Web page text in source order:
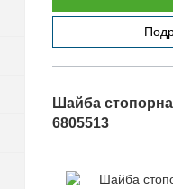
Шайба
6805513